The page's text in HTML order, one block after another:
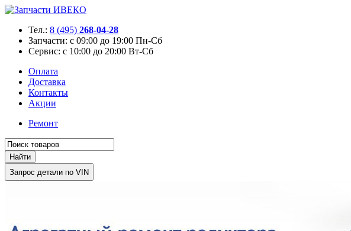
Тел.: 8 (495) 268-04-28
Запчасти: с 09:00 до 19:00 Пн-Сб
Сервис: с 10:00 до 20:00 Вт-Сб
Оплата
Доставка
Контакты
Акции
Ремонт